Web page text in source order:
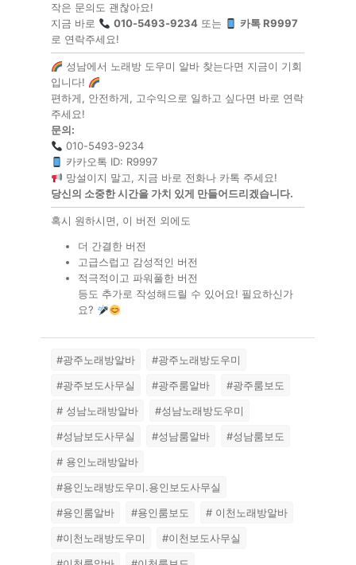
작은 문의도 괜찮아요!
지금 바로
010-5493-9234 또는
카톡 R9997
로 연락주세요!
성남에서 노래방 도우미 알바 찾는다면 지금이 기회
입니다!
편하게, 안전하게, 고수익으로 일하고 싶다면 바로 연락
주세요!
문의:
010-5493-9234
카카오톡 ID: R9997
망설이지 말고, 지금 바로 전화나 카톡 주세요!
당신의 소중한 시간을 가치 있게 만들어드리겠습니다.
혹시 원하시면, 이 버전 외에도
더 간결한 버전
고급스럽고 감성적인 버전
적극적이고 파워풀한 버전
등도 추가로 작성해드릴 수 있어요! 필요하신가
요?
#광주노래방알바
#광주노래방도우미
#광주보도사무실
#광주룸알바
#광주룸보도
# 성남노래방알바
#성남노래방도우미
#성남보도사무실
#성남룸알바
#성남룸보도
# 용인노래방알바
#용인노래방도우미.용인보도사무실
#용인룸알바
#용인룸보도
# 이천노래방알바
#이천노래방도우미
#이천보도사무실